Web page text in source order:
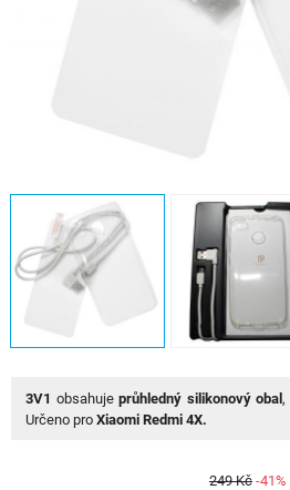
3V1 obsahujeprůhledný silikonový obal,
Určeno proXiaomi Redmi 4X.
249 Kč -41%